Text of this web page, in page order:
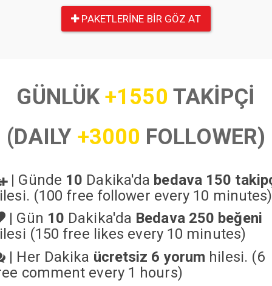
PAKETLERINE BIR GÖZ AT
GÜNLÜK+1550 TAKİPÇİ
(DAILY +3000 FOLLOWER)
| Günde 10 Dakika'da bedava 150
(100 free follower every 10 minutes)
| Gün 10 Dakika'da Bedava 250 beğeni
(150 free likes every 10 minutes)
| Her Dakika ücretsiz 6 yorum hilesi. (6
comment every 1 hours)